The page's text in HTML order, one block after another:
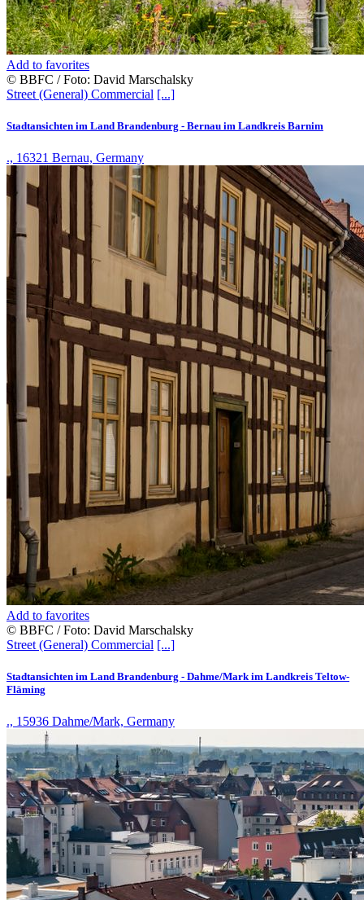
Add to favorites
© BBFC / Foto: David Marschalsky
Street (General) Commercial [...]
Stadtansichten im Land Brandenburg - Bernau im Landkreis Barnim
., 16321 Bernau, Germany
Add to favorites
© BBFC / Foto: David Marschalsky
Street (General) Commercial [...]
Stadtansichten im Land Brandenburg - Dahme/Mark im Landkreis Teltow-
Fläming
., 15936 Dahme/Mark, Germany